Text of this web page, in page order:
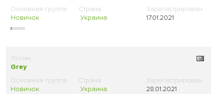
Новичок Украина 17.01.2021
Grey
Новичок Украина 28.01.2021